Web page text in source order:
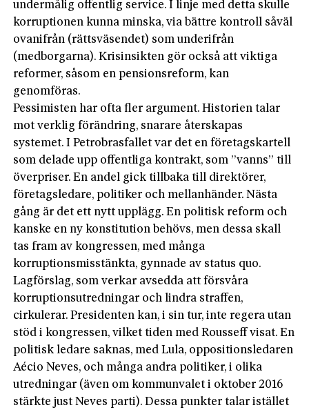
undermålig offentlig service. I linje med detta skulle
korruptionen kunna minska, via bättre kontroll såväl
ovanifrån (rättsväsendet) som underifrån
(medborgarna). Krisinsikten gör också att viktiga
reformer, såsom en pensionsreform, kan
genomföras.
Pessimisten har ofta fler argument. Historien talar
mot verklig förändring, snarare återskapas
systemet. I Petrobrasfallet var det en företagskartell
som delade upp offentliga kontrakt, som ”vanns” till
överpriser. En andel gick tillbaka till direktörer,
företagsledare, politiker och mellanhänder. Nästa
gång är det ett nytt upplägg. En politisk reform och
kanske en ny konstitution behövs, men dessa skall
tas fram av kongressen, med många
korruptionsmisstänkta, gynnade av status quo.
Lagförslag, som verkar avsedda att försvåra
korruptionsutredningar och lindra straffen,
cirkulerar. Presidenten kan, i sin tur, inte regera utan
stöd i kongressen, vilket tiden med Rousseff visat. En
politisk ledare saknas, med Lula, oppositionsledaren
Aécio Neves, och många andra politiker, i olika
utredningar (även om kommunvalet i oktober 2016
stärkte just Neves parti). Dessa punkter talar istället